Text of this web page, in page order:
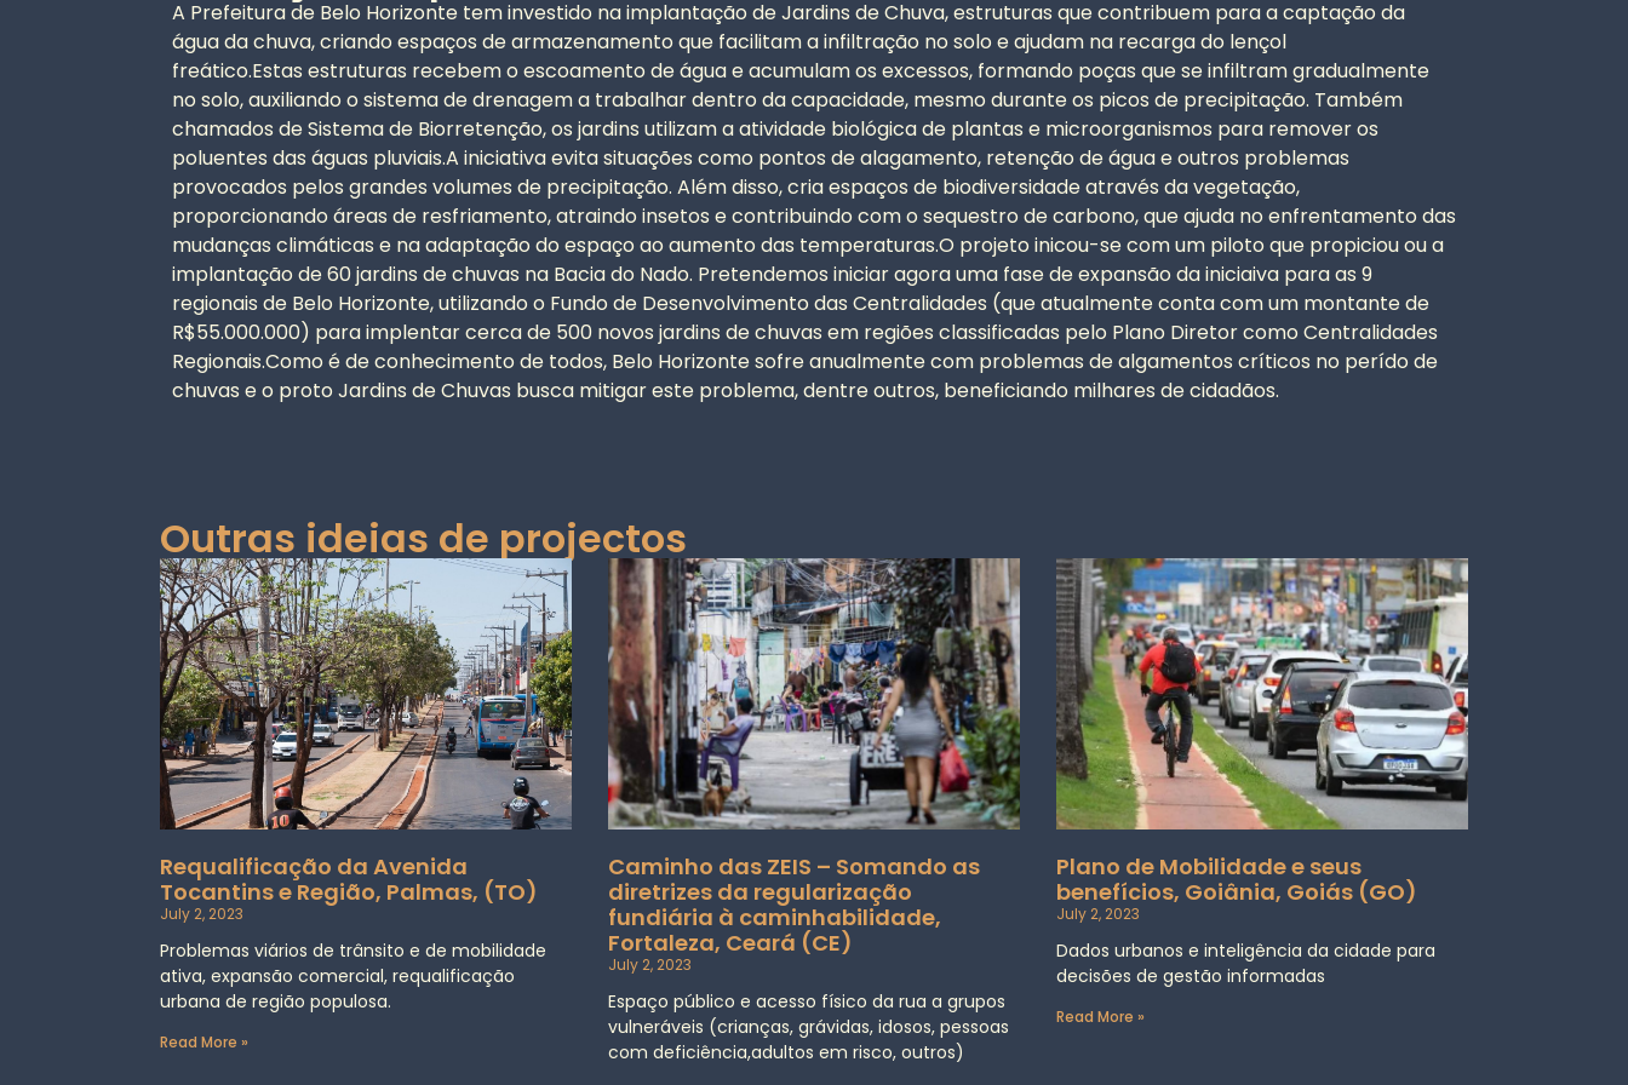
A Prefeitura de Belo Horizonte tem investido na implantação de Jardins de Chuva, estruturas que contribuem para a captação da
água da chuva, criando espaços de armazenamento que facilitam a infiltração no solo e ajudam na recarga do lençol
freático.Estas estruturas recebem o escoamento de água e acumulam os excessos, formando poças que se infiltram gradualmente
no solo, auxiliando o sistema de drenagem a trabalhar dentro da capacidade, mesmo durante os picos de precipitação. Também
chamados de Sistema de Biorretenção, os jardins utilizam a atividade biológica de plantas e microorganismos para remover os
poluentes das águas pluviais.A iniciativa evita situações como pontos de alagamento, retenção de água e outros problemas
provocados pelos grandes volumes de precipitação. Além disso, cria espaços de biodiversidade através da vegetação,
proporcionando áreas de resfriamento, atraindo insetos e contribuindo com o sequestro de carbono, que ajuda no enfrentamento das
mudanças climáticas e na adaptação do espaço ao aumento das temperaturas.O projeto inicou-se com um piloto que propiciou ou a
implantação de 60 jardins de chuvas na Bacia do Nado. Pretendemos iniciar agora uma fase de expansão da iniciaiva para as 9
regionais de Belo Horizonte, utilizando o Fundo de Desenvolvimento das Centralidades (que atualmente conta com um montante de
R$55.000.000) para implentar cerca de 500 novos jardins de chuvas em regiões classificadas pelo Plano Diretor como Centralidades
Regionais.Como é de conhecimento de todos, Belo Horizonte sofre anualmente com problemas de algamentos críticos no perído de
chuvas e o proto Jardins de Chuvas busca mitigar este problema, dentre outros, beneficiando milhares de cidadãos.
Outras ideias de projectos
Requalificação da Avenida
Tocantins e Região, Palmas, (TO)
July 2, 2023
Problemas viários de trânsito e de mobilidade
ativa, expansão comercial, requalificação
urbana de região populosa.
Read More »
Caminho das ZEIS – Somando as
diretrizes da regularização
fundiária à caminhabilidade,
Fortaleza, Ceará (CE)
July 2, 2023
Espaço público e acesso físico da rua a grupos
vulneráveis (crianças, grávidas, idosos, pessoas
com deficiência,adultos em risco, outros)
Plano de Mobilidade e seus
benefícios, Goiânia, Goiás (GO)
July 2, 2023
Dados urbanos e inteligência da cidade para
decisões de gestão informadas
Read More »